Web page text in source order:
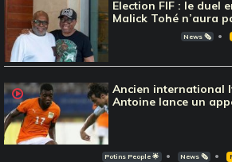
Election FIF : le duel
Malick Tohé n’aura
News 🗞️
Ancien international
Antoine lance un
Potins People 🌟 News 🗞️